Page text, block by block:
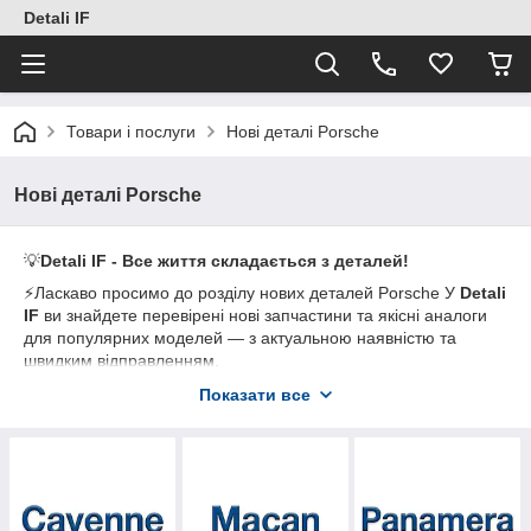
Detali IF
Товари і послуги Нові деталі Porsche
Нові деталі Porsche
💡Detali IF - Все життя складається з деталей!
⚡Ласкаво просимо до розділу нових деталей Porsche У Detali
IF ви знайдете перевірені нові запчастини та якісні аналоги
для популярних моделей — з актуальною наявністю та
швидким відправленням.
• Електрика та електроніка: кнопки/блоки склопідіймачів,
Показати все